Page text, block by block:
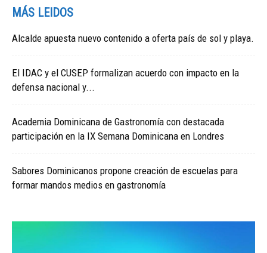
MÁS LEIDOS
Alcalde apuesta nuevo contenido a oferta país de sol y playa.
El IDAC y el CUSEP formalizan acuerdo con impacto en la
defensa nacional y...
Academia Dominicana de Gastronomía con destacada
participación en la IX Semana Dominicana en Londres
Sabores Dominicanos propone creación de escuelas para
formar mandos medios en gastronomía